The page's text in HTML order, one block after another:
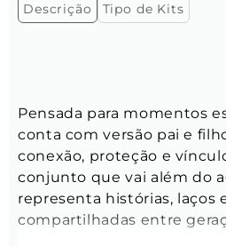
Descrição Tipo de Kits
Pensada para momentos
conta com versão pai e
conexão, proteção e
conjunto que vai além do
representa histórias, laços
compartilhadas entre